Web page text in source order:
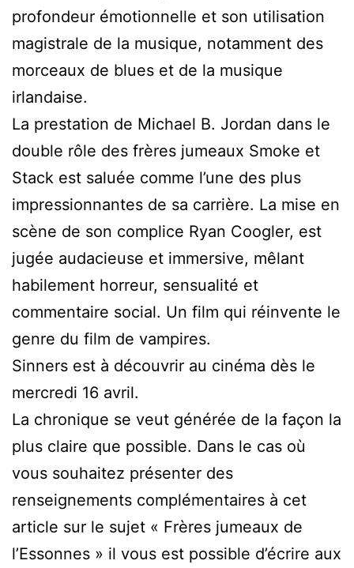
profondeur émotionnelle et son utilisation
magistrale de la musique, notamment des
morceaux de blues et de la musique
irlandaise.
La prestation de Michael B. Jordan dans le
double rôle des frères jumeaux Smoke et
Stack est saluée comme l’une des plus
impressionnantes de sa carrière. La mise en
scène de son complice Ryan Coogler, est
jugée audacieuse et immersive, mêlant
habilement horreur, sensualité et
commentaire social. Un film qui réinvente le
genre du film de vampires.
Sinners est à découvrir au cinéma dès le
mercredi 16 avril.
La chronique se veut générée de la façon la
plus claire que possible. Dans le cas où
vous souhaitez présenter des
renseignements complémentaires à cet
article sur le sujet « Frères jumeaux de
l’Essonnes » il vous est possible d’écrire aux